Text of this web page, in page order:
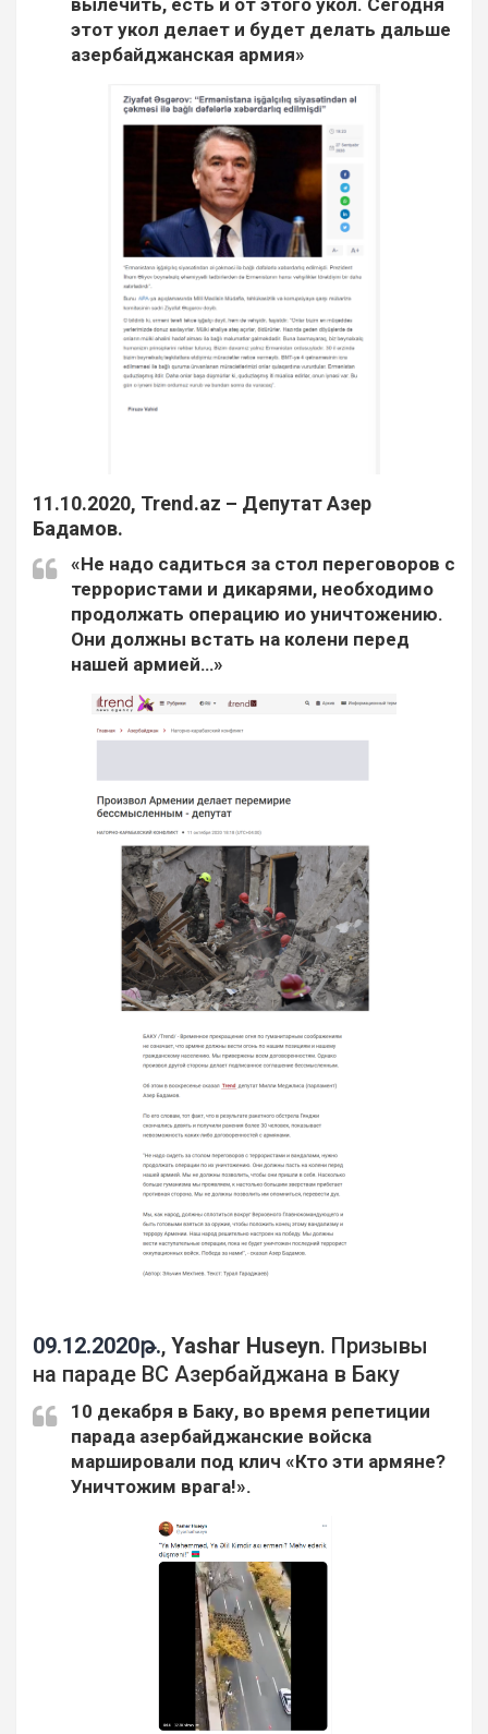
этот укол делает и будет делать дальше
азербайджанская армия»
11.10.2020, Trend.az – Депутат Азер
Бадамов.
«Не надо садиться за стол переговоров с
террористами и дикарями, необходимо
продолжать операцию ио уничтожению.
Они должны встать на колени перед
нашей армией…»
09.12.2020թ., Yashar Huseyn. Призывы
на параде ВС Азербайджана в Баку
10 декабря в Баку, во время репетиции
парада азербайджанские войска
маршировали под клич «Кто эти армяне?
Уничтожим врага!».